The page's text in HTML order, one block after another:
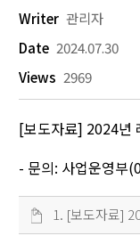
Writer 관리자
Date 2024.07.30
Views 2969
[보도자료] 2024년
- 문의: 사업운영
1. [보도자료]
료.hwp